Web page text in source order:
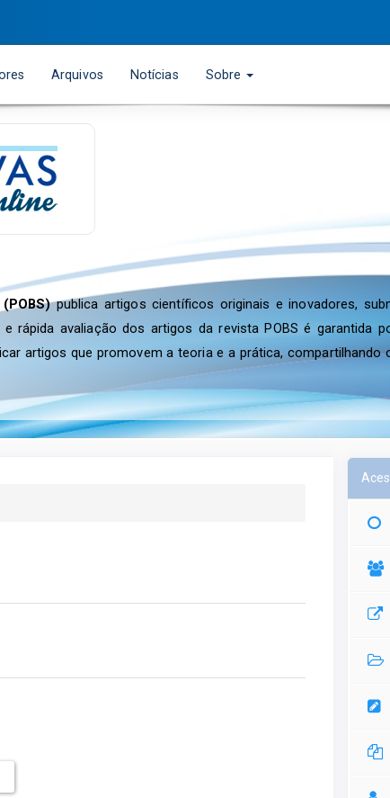
Arquivos Notícias Sobre
publica artigos científicos originais e inovadores,
rápida avaliação dos artigos da revista POBS é garantida
artigos que promovem a teoria e a prática,